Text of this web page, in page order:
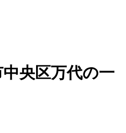
央区万代の一